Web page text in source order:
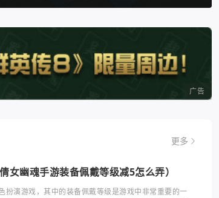
广告
更多
女幽魂手游装备佩戴等级减5怎么弄）
扮演游戏，其中的装备佩戴等级是游戏中非常重要的一